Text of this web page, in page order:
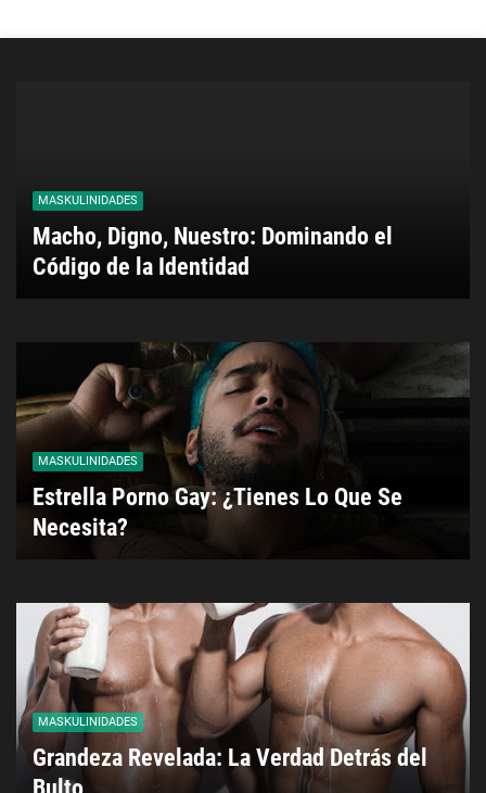
MASKULINIDADES
Macho, Digno, Nuestro: Dominando el
Código de la Identidad
MASKULINIDADES
Estrella Porno Gay: ¿Tienes Lo Que Se
Necesita?
MASKULINIDADES
Grandeza Revelada: La Verdad Detrás del